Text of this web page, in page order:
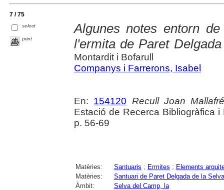
7 / 75
select
print
Algunes notes entorn
l'ermita de Paret Delgada
Montardit i Bofarull
Companys i Farrerons, Isabel
En: 154120 Recull Joan
Estació de Recerca Bibliogràfica
p. 56-69
Matèries: Santuaris ; Ermites ; Elements
Matèries:
Santuari de Paret Delgada de la
Àmbit:
Selva del Camp, la